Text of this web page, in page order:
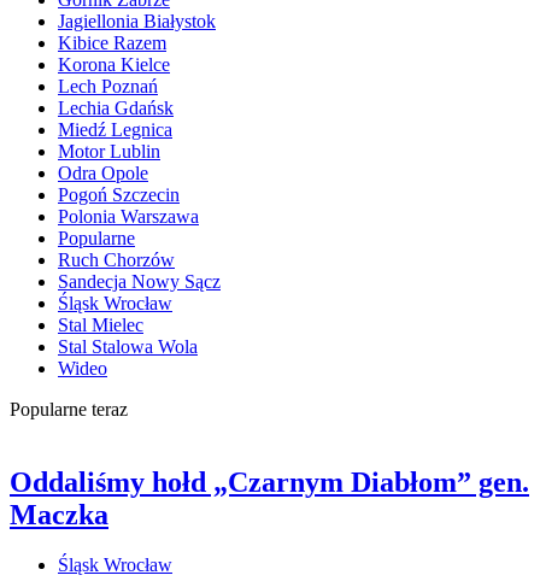
Jagiellonia Białystok
Kibice Razem
Korona Kielce
Lech Poznań
Lechia Gdańsk
Miedź Legnica
Motor Lublin
Odra Opole
Pogoń Szczecin
Polonia Warszawa
Popularne
Ruch Chorzów
Sandecja Nowy Sącz
Śląsk Wrocław
Stal Mielec
Stal Stalowa Wola
Wideo
Popularne teraz
Oddaliśmy hołd „Czarnym Diabłom” gen.
Maczka
Śląsk Wrocław